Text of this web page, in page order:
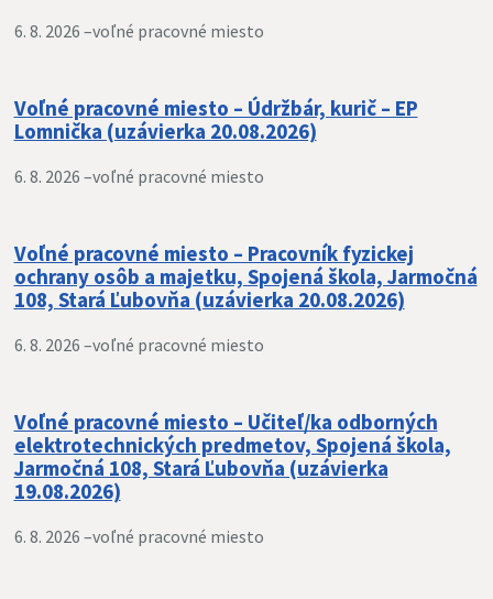
6. 8. 2026 –voľné pracovné miesto
Voľné pracovné miesto – Údržbár, kurič – EP
Lomnička (uzávierka 20.08.2026)
6. 8. 2026 –voľné pracovné miesto
Voľné pracovné miesto – Pracovník fyzickej
ochrany osôb a majetku, Spojená škola, Jarmočná
108, Stará Ľubovňa (uzávierka 20.08.2026)
6. 8. 2026 –voľné pracovné miesto
Voľné pracovné miesto – Učiteľ/ka odborných
elektrotechnických predmetov, Spojená škola,
Jarmočná 108, Stará Ľubovňa (uzávierka
19.08.2026)
6. 8. 2026 –voľné pracovné miesto